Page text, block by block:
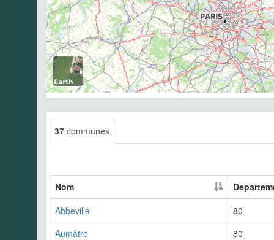
37 communes
Nom
Abbeville
80
Aumâtre
80